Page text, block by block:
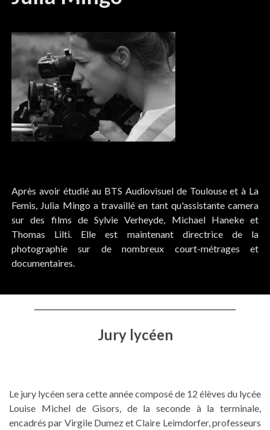
Après avoir étudié au BTS Audiovisuel de Toulouse et à La
Femis, Julia Mingo a travaillé en tant qu'assistante camera
sur des films de Sylvie Verheyde, Michael Haneke et
Thomas Lilti. Elle est maintenant directrice de la
photographie sur de nombreux court-métrages et
documentaires.
Jury lycéen
Le jury lycéen sera cette année composé de 12 élèves du lycée
Louise Michel de Gisors, de la seconde à la terminale,
encadrés par Virgile Dumez et Claire Leimdorfer, professeurs